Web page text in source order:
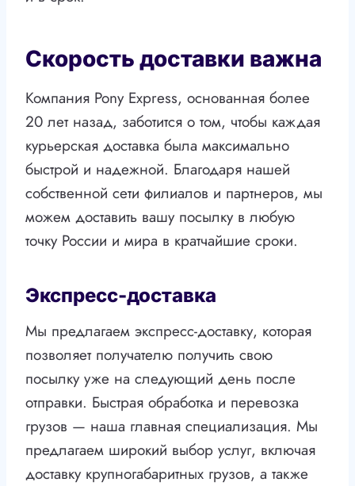
Скорость доставки важна
Компания Pony Express, основанная более
20 лет назад, заботится о том, чтобы каждая
курьерская доставка была максимально
быстрой и надежной. Благодаря нашей
собственной сети филиалов и партнеров, мы
можем доставить вашу посылку в любую
точку России и мира в кратчайшие сроки.
Экспресс-доставка
Мы предлагаем экспресс-доставку, которая
позволяет получателю получить свою
посылку уже на следующий день после
отправки. Быстрая обработка и перевозка
грузов — наша главная специализация. Мы
предлагаем широкий выбор услуг, включая
доставку крупногабаритных грузов, а также